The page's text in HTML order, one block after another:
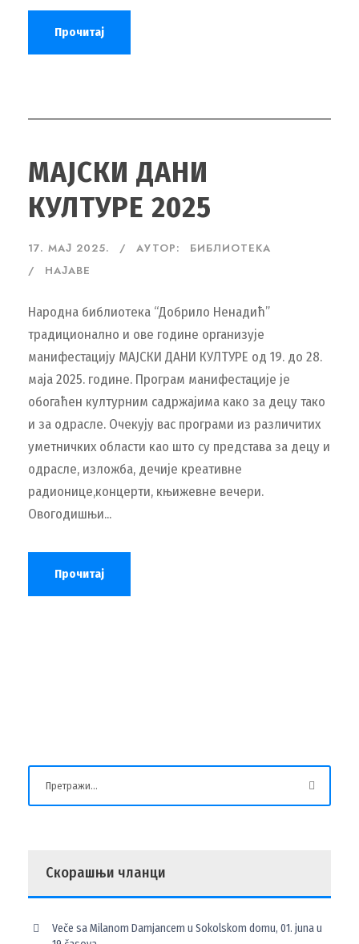
Прочитај
МАЈСКИ ДАНИ
КУЛТУРЕ 2025
17. МАЈ 2025. АУТОР:
БИБЛИОТЕКА
НАЈАВЕ
Народна библиотека “Добрило Ненадић”
традиционално и ове године организује
манифестацију МАЈСКИ ДАНИ КУЛТУРЕ од 19. до 28.
маја 2025. године. Програм манифестације је
обогаћен културним садржајима како за децу тако
и за одрасле. Очекују вас програми из различитих
уметничких области као што су представа за децу и
одрасле, изложба, дечије креативне
радионице,концерти, књижевне вечери.
Овогодишњи...
Прочитај
Скорашњи чланци
Veče sa Milanom Damjancem u Sokolskom domu, 01. juna u